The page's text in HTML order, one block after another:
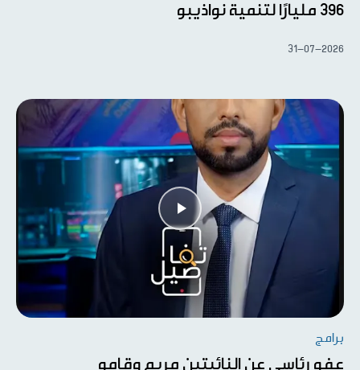
396 مليارًا لتنمية نواذيبو
31-07-2026
برامج
عفو رئاسي عن النائبتين مريم وقامو